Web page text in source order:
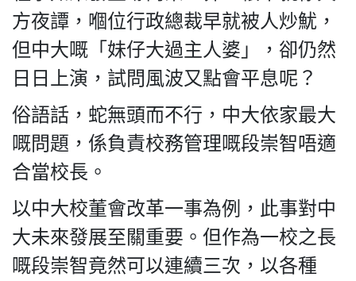
方夜譚，嗰位行政總裁早就被人炒魷，
但中大嘅「妹仔大過主人婆」，卻仍然
日日上演，試問風波又點會平息呢？
俗語話，蛇無頭而不行，中大依家最大
嘅問題，係負責校務管理嘅段崇智唔適
合當校長。
以中大校董會改革一事為例，此事對中
大未來發展至關重要。但作為一校之長
嘅段崇智竟然可以連續三次，以各種